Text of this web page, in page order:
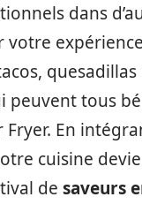
dans
votre
peuvent tous
Fryer. En
cuisine
de saveurs